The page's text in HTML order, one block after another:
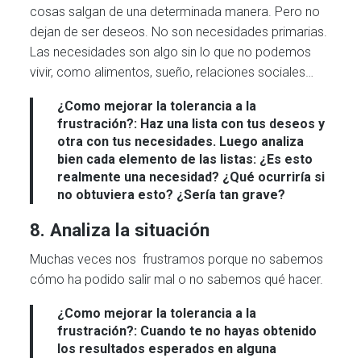
cosas salgan de una determinada manera. Pero no
dejan de ser deseos. No son necesidades primarias.
Las necesidades son algo sin lo que no podemos
vivir, como alimentos, sueño, relaciones sociales…
¿Como mejorar la tolerancia a la
frustración?: Haz una lista con tus deseos y
otra con tus necesidades. Luego analiza
bien cada elemento de las listas: ¿Es esto
realmente una necesidad? ¿Qué ocurriría si
no obtuviera esto? ¿Sería tan grave?
8. Analiza la situación
Muchas veces nos frustramos porque no sabemos
cómo ha podido salir mal o no sabemos qué hacer.
¿Como mejorar la tolerancia a la
frustración?: Cuando te no hayas obtenido
los resultados esperados en alguna